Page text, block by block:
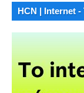
HCN | Internet -